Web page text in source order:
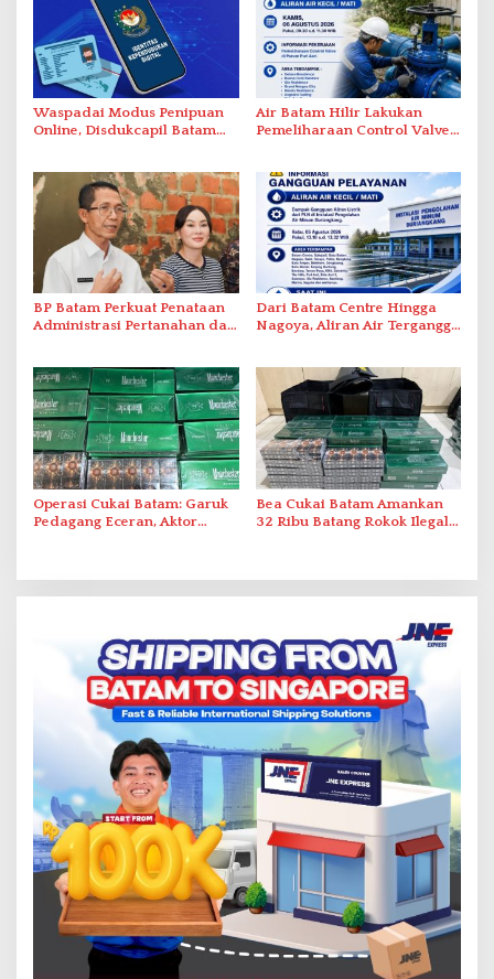
Waspadai Modus Penipuan
Online, Disdukcapil Batam
Air Batam Hilir Lakukan
Pemeliharaan Control Valve,
BP Batam Perkuat Penataan
Administrasi Pertanahan dan
Dari Batam Centre Hingga
Nagoya, Aliran Air Terganggu
Operasi Cukai Batam: Garuk
Pedagang Eceran, Aktor
Bea Cukai Batam Amankan
32 Ribu Batang Rokok Ilegal